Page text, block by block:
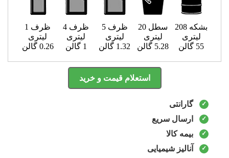
بشکه 208
لیتری
55 گالن
سطل 20
لیتری
5.28 گالن
ظرف 5
لیتری
1.32 گالن
ظرف 4
لیتری
1 گالن
ظرف 1
لیتری
0.26 گالن
استعلام قیمت و خرید
گارانتی
ارسال سریع
بیمه کالا
آنالیز شیمیایی